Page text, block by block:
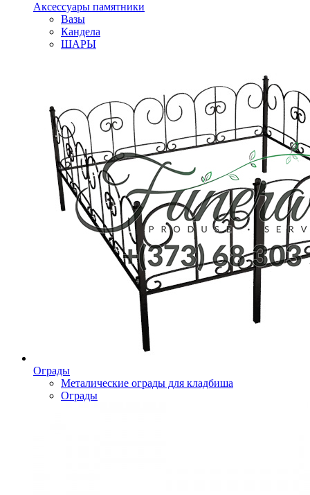
Аксессуары памятники
Вазы
Кандела
ШАРЫ
Ограды
Металические ограды для кладбиша
Ограды